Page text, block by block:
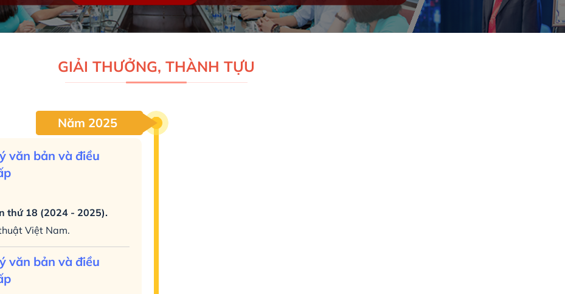
GIẢI THƯỞNG, THÀNH TỰU
Năm 2025
văn bản và điều
thứ 18 (2024 - 2025).
Việt Nam.
văn bản và điều